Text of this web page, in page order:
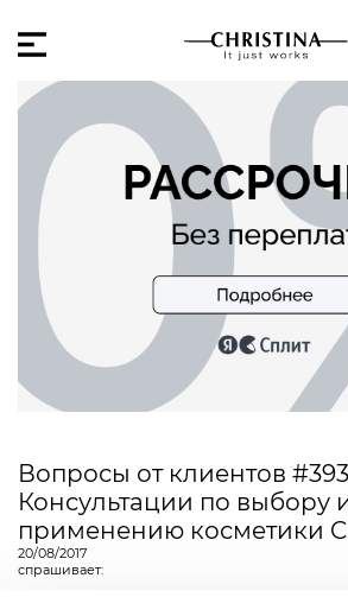
Вопросы от клиентов
Консультации по выбору
применению косметики
20/08/2017
спрашивает: